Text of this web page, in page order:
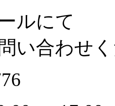
ルにて
い合わせ